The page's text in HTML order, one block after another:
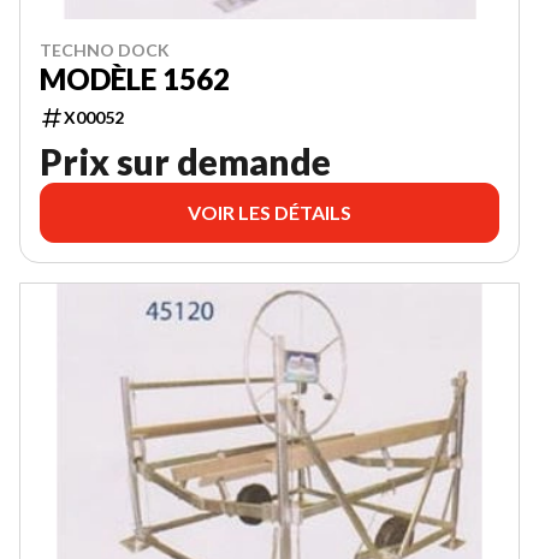
TECHNO DOCK
MODÈLE 1562
X00052
Prix sur demande
VOIR LES DÉTAILS